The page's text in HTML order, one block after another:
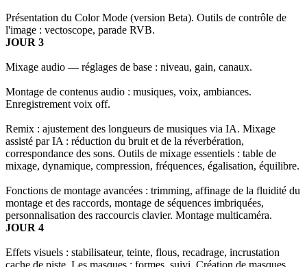
Présentation du Color Mode (version Beta). Outils de contrôle de
l'image : vectoscope, parade RVB.
JOUR 3
Mixage audio — réglages de base : niveau, gain, canaux.
Montage de contenus audio : musiques, voix, ambiances.
Enregistrement voix off.
Remix : ajustement des longueurs de musiques via IA. Mixage
assisté par IA : réduction du bruit et de la réverbération,
correspondance des sons. Outils de mixage essentiels : table de
mixage, dynamique, compression, fréquences, égalisation, équilibre.
Fonctions de montage avancées : trimming, affinage de la fluidité du
montage et des raccords, montage de séquences imbriquées,
personnalisation des raccourcis clavier. Montage multicaméra.
JOUR 4
Effets visuels : stabilisateur, teinte, flous, recadrage, incrustation